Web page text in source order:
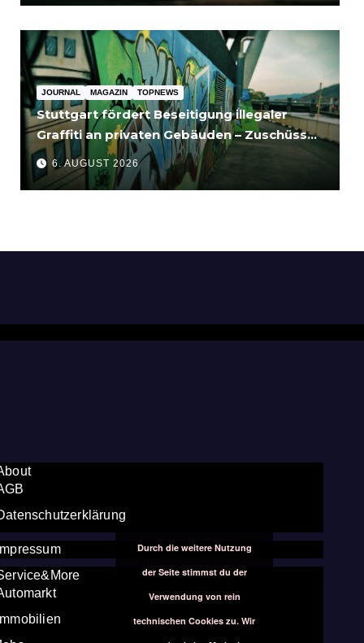
JOURNAL MAGAZIN TOPNEWS
Stuttgart fördert Beseitigung illegaler
Graffiti an privaten Gebäuden – Zuschüsse
bis 3.500 Euro
6. AUGUST 2026
Durch die weitere Nutzung
der Seite stimmst du der
Verwendung von rein
technischen Cookies zu. Wir